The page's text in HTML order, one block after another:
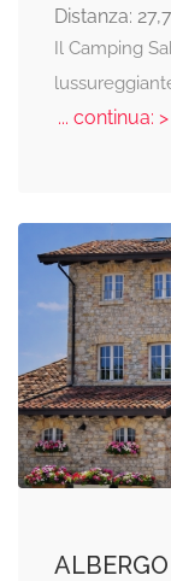
Distanza:
Il Camping
... continua: >